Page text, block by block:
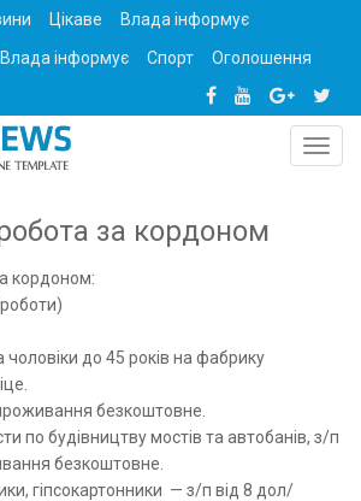
Цікаве
Влада інформує
Влада інформує Спорт
Оголошення
за кордоном
кордоном:
роботи)
чоловіки до 45 років на фабрику
безкоштовне.
по будівництву мостів та автобанів, з/п
безкоштовне.
гіпсокартонники — з/п від 8 дол/